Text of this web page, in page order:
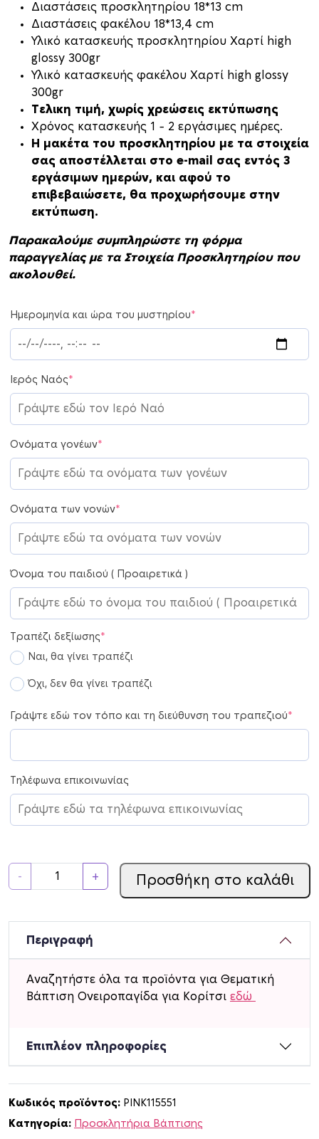
Διαστάσεις προσκλητηρίου 18*13 cm
Διαστάσεις φακέλου 18*13,4 cm
Υλικό κατασκευής προσκλητηρίου Χαρτί high
glossy 300gr
Υλικό κατασκευής φακέλου Χαρτί high glossy
300gr
Τελικη τιμή, χωρίς χρεώσεις εκτύπωσης
Xρόνος κατασκευής 1 – 2 εργάσιμες ημέρες.
H μακέτα του προσκλητηρίου με τα στοιχεία
σας αποστέλλεται στο e-mail σας εντός 3
εργάσιμων ημερών, και αφού το
επιβεβαιώσετε, θα προχωρήσουμε στην
εκτύπωση.
Παρακαλούμε συμπληρώστε τη φόρμα
παραγγελίας με τα Στοιχεία Προσκλητηρίου που
ακολουθεί.
Ημερομηνία και ώρα του μυστηρίου*
Ιερός Ναός*
Ονόματα γονέων*
Ονόματα των νονών*
Όνομα του παιδιού ( Προαιρετικά )
Τραπέζι δεξίωσης*
Ναι, θα γίνει τραπέζι
Όχι, δεν θα γίνει τραπέζι
Γράψτε εδώ τον τόπο και τη διεύθυνση του τραπεζιού*
Τηλέφωνα επικοινωνίας
-
ρ
σ
λ
π
τ
+ Προσθήκη στο καλάθι
Περιγραφή
Αναζητήστε όλα τα προϊόντα για Θεματική
Βάπτιση Ονειροπαγίδα για Κορίτσι εδώ
Επιπλέον πληροφορίες
Κωδικός προϊόντος: PINK115551
Κατηγορία: Προσκλητήρια Βάπτισης